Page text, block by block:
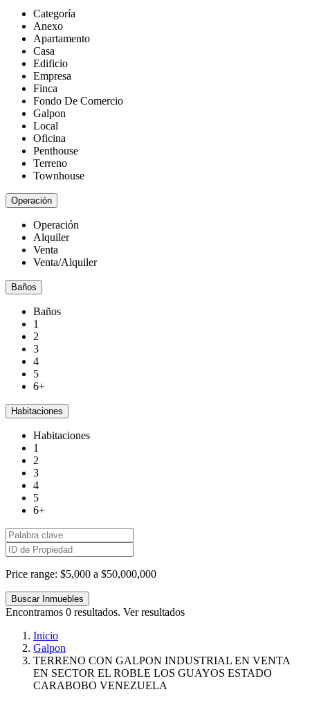
Categoría
Anexo
Apartamento
Casa
Edificio
Empresa
Finca
Fondo De Comercio
Galpon
Local
Oficina
Penthouse
Terreno
Townhouse
Operación
Operación
Alquiler
Venta
Venta/Alquiler
Baños
Baños
1
2
3
4
5
6+
Habitaciones
Habitaciones
1
2
3
4
5
6+
Price range: $5,000 a $50,000,000
Encontramos 0 resultados. Ver resultados
Inicio
Galpon
TERRENO CON GALPON INDUSTRIAL EN VENTA
EN SECTOR EL ROBLE LOS GUAYOS ESTADO
CARABOBO VENEZUELA